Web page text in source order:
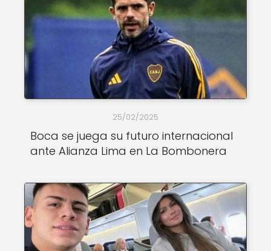
25/02/2025
Boca se juega su futuro internacional
ante Alianza Lima en La Bombonera